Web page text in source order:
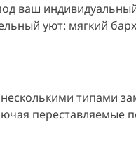
ваш
уют: мягкий
типами